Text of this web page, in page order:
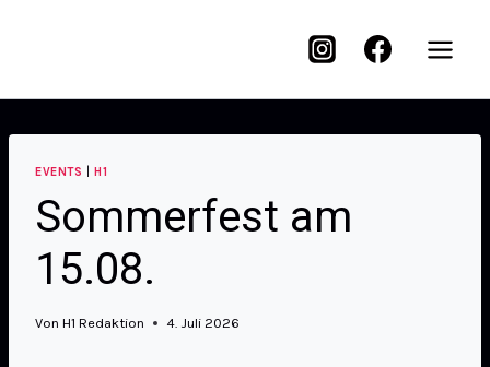
EVENTS |H1
Sommerfest am
15.08.
Von H1 Redaktion 4. Juli 2026